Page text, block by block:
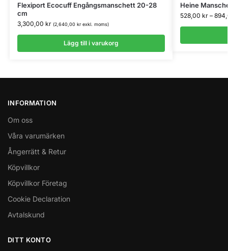
Flexiport Ecocuff Engångsmanschett 20-28
cm
3,300,00 kr (2,640,00 krexkl. moms)
Lägg till i varukorg
Heine
528,00 kr –
INFORMATION
Om oss
Våra varumärken
Ångerrätt & Retur
Köpvillkor
Köpvillkor Företag
Cookie Declaration
Avtalskund
DITT KONTO